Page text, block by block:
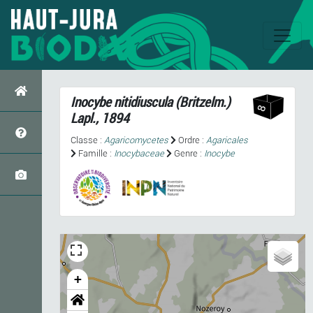
Inocybe nitidiuscula(Britzelm.)
Lapl., 1894
Classe : Agaricomycetes Ordre : Agaricales
Famille : Inocybaceae Genre : Inocybe
+